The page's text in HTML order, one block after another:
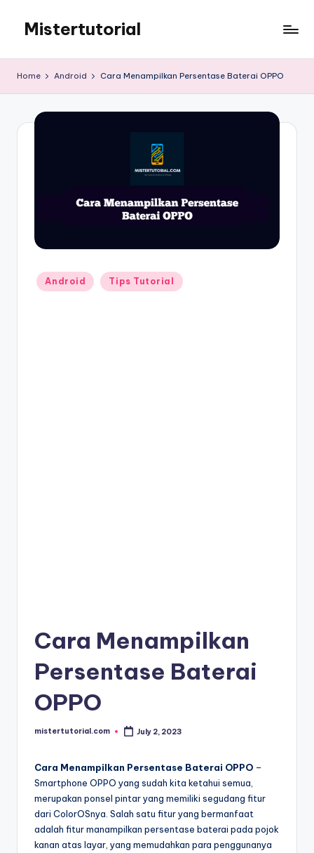
content
Mistertutorial
Android
iPhone
Home Android Cara Menampilkan Persentase Baterai OPPO
Posted
in
Android Tips Tutorial
Cara Menampilkan
Persentase Baterai
OPPO
Posted
mistertutorial.com July 2, 2023
Cara Menampilkan Persentase Baterai OPPO –
Smartphone OPPO yang sudah kita ketahui semua,
merupakan ponsel pintar yang memiliki segudang fitur
dari ColorOSnya. Salah satu fitur yang bermanfaat
adalah fitur manampilkan persentase baterai pada pojok
kanan atas layar, yang memudahkan para penggunanya